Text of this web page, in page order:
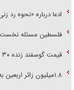
ادعا درباره «نحوه
فلسطین مسئله نخست
قیمت گوسفند زنده ۳۰ درصد کاهش یافت؛ گوشت ارزان نشد
۱.۸میلیون زائر اربعین به کشور بازگشتند